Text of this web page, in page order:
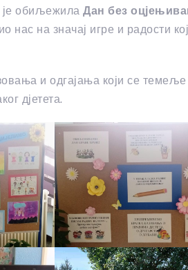
је обиљежилаДан без
нас на значај игре и радости
и одгајања који се
дјетета.